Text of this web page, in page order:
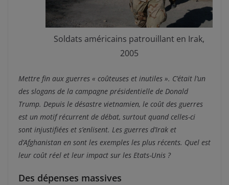
Soldats américains patrouillant en Irak,
2005
Mettre fin aux guerres « coûteuses et inutiles ». C’était l’un
des slogans de la campagne présidentielle de Donald
Trump. Depuis le désastre vietnamien, le coût des guerres
est un motif récurrent de débat, surtout quand celles-ci
sont injustifiées et s’enlisent. Les guerres d’Irak et
d’Afghanistan en sont les exemples les plus récents. Quel est
leur coût réel et leur impact sur les Etats-Unis ?
Des dépenses massives